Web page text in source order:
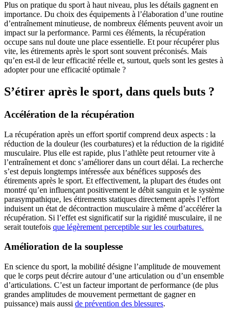
Plus on pratique du sport à haut niveau, plus les détails gagnent en
importance. Du choix des équipements à l’élaboration d’une routine
d’entraînement minutieuse, de nombreux éléments peuvent avoir un
impact sur la performance. Parmi ces éléments, la récupération
occupe sans nul doute une place essentielle. Et pour récupérer plus
vite, les étirements après le sport sont souvent préconisés. Mais
qu’en est-il de leur efficacité réelle et, surtout, quels sont les gestes à
adopter pour une efficacité optimale ?
S’étirer après le sport, dans quels buts ?
Accélération de la récupération
La récupération après un effort sportif comprend deux aspects : la
réduction de la douleur (les courbatures) et la réduction de la rigidité
musculaire. Plus elle est rapide, plus l’athlète peut retourner vite à
l’entraînement et donc s’améliorer dans un court délai. La recherche
s’est depuis longtemps intéressée aux bénéfices supposés des
étirements après le sport. Et effectivement, la plupart des études ont
montré qu’en influençant positivement le débit sanguin et le système
parasympathique, les étirements statiques directement après l’effort
induisent un état de décontraction musculaire à même d’accélérer la
récupération. Si l’effet est significatif sur la rigidité musculaire, il ne
serait toutefois que légèrement perceptible sur les courbatures.
Amélioration de la souplesse
En science du sport, la mobilité désigne l’amplitude de mouvement
que le corps peut décrire autour d’une articulation ou d’un ensemble
d’articulations. C’est un facteur important de performance (de plus
grandes amplitudes de mouvement permettant de gagner en
puissance) mais aussi de prévention des blessures.